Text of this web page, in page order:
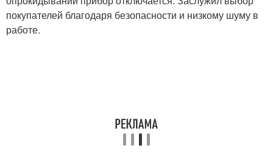
покупателей благодаря безопасности и низкому шуму в
работе.